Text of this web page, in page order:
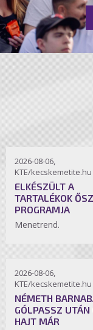
2026-08-06,
KTE/kecskemetite.hu
ELKÉSZÜLT A
TARTALÉKOK
PROGRAMJA
Menetrend.
2026-08-06,
KTE/kecskemetite.hu
NÉMETH
GÓLPASSZ UTÁN
HAJT MÁR